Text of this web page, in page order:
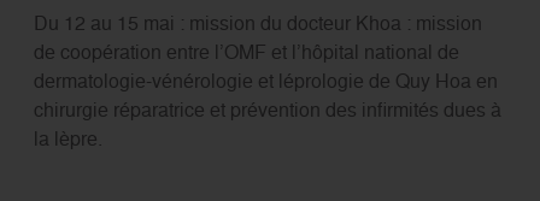
Du 12 au 15 mai : mission du docteur Khoa : mission
de coopération entre l’OMF et l’hôpital national de
dermatologie-vénérologie et léprologie de Quy Hoa en
chirurgie réparatrice et prévention des infirmités dues à
la lèpre.